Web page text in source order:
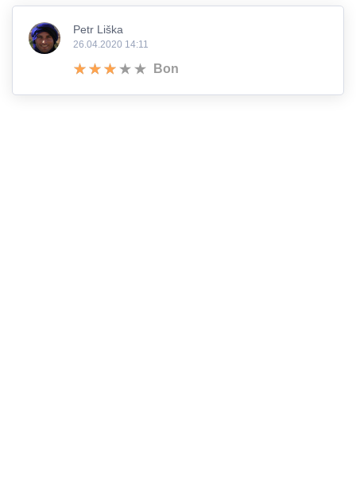
Petr Liška
26.04.2020 14:11
Bon